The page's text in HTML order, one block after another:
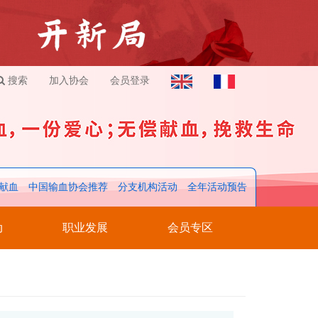
搜索 加入协会 会员登录
血 中国输血协会推荐 分支机构活动 全年活动预告
职业发展 会员专区